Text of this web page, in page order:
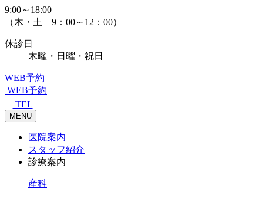
9:00～18:00
（木・土 9：00～12：00）
休診日
木曜・日曜・祝日
WEB予約
WEB予約
TEL
MENU
医院案内
スタッフ紹介
診療案内
産科